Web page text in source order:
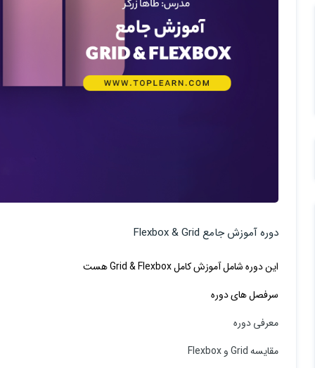
دوره آموزش جامع Flexbox & Grid
این دوره شامل آموزش کامل Grid & Flexbox هست
سرفصل های دوره
معرفی دوره
مقایسه Grid و Flexbox